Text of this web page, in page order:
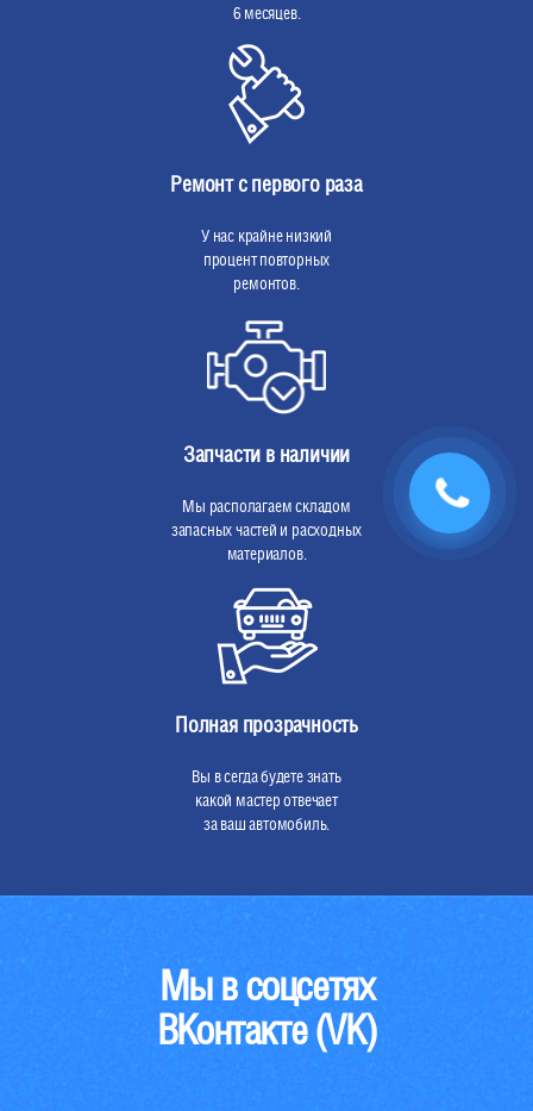
6 месяцев.
Ремонт с первого раза
У нас крайне низкий
процент повторных
ремонтов.
Запчасти в наличии
Мы располагаем складом
запасных частей и расходных
материалов.
Полная прозрачность
Вы в сегда будете знать
какой мастер отвечает
за ваш автомобиль.
Мы в соцсетях
ВКонтакте (VK)